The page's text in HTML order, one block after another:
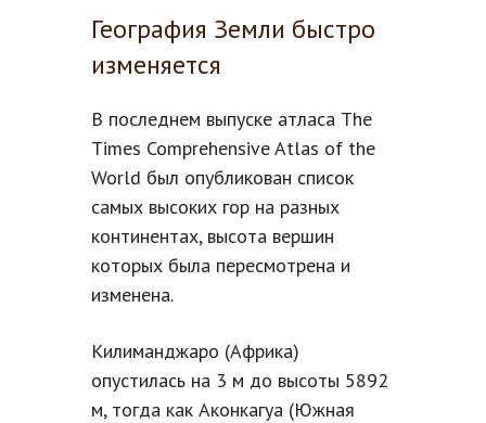
География Земли быстро
изменяется
В последнем выпуске атласа The
Times Comprehensive Atlas of the
World был опубликован список
самых высоких гор на разных
континентах, высота вершин
которых была пересмотрена и
изменена.
Килиманджаро (Африка)
опустилась на 3 м до высоты 5892
м, тогда как Аконкагуа (Южная